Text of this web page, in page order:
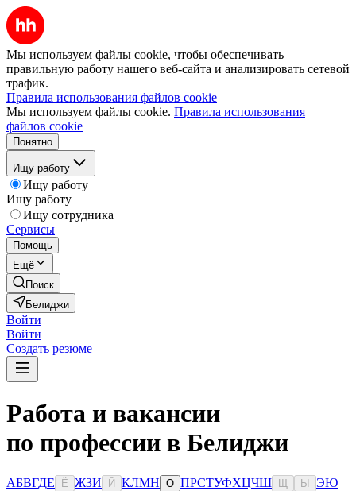
Мы используем файлы cookie, чтобы обеспечивать
правильную работу нашего веб-сайта и анализировать сетевой
трафик.
Правила использования файлов cookie
Мы используем файлы cookie. Правила использования
файлов cookie
Понятно
Ищу работу
Ищу работу
Ищу работу
Ищу сотрудника
Сервисы
Помощь
Ещё
Поиск
Белиджи
Войти
Войти
Создать резюме
Работа и вакансии
по профессии в Белиджи
АБВГДЕ Ё ЖЗИ Й КЛМН О ПРСТУФХЦЧШ Ы ЭЮ